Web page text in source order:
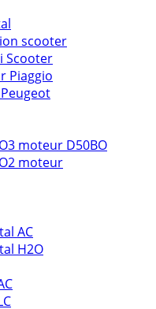
scooter
Scooter
Piaggio
moteur D50BO
moteur
AC
H2O